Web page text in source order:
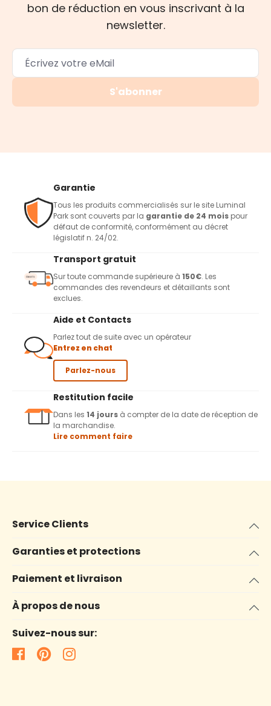
bon de réduction en vous inscrivant à la
newsletter.
S'abonner
Garantie
Tous les produits commercialisés sur le site Luminal
Park sont couverts par la garantie de 24 mois pour
défaut de conformité, conformément au décret
législatif n. 24/02.
Transport gratuit
Sur toute commande supérieure à 150€. Les
commandes des revendeurs et détaillants sont
exclues.
Aide et Contacts
Parlez tout de suite avec un opérateur
Entrez en chat
Parlez-nous
Restitution facile
Dans les 14 jours à compter de la date de réception de
la marchandise.
Lire comment faire
Service Clients
Garanties et protections
Paiement et livraison
À propos de nous
Suivez-nous sur: